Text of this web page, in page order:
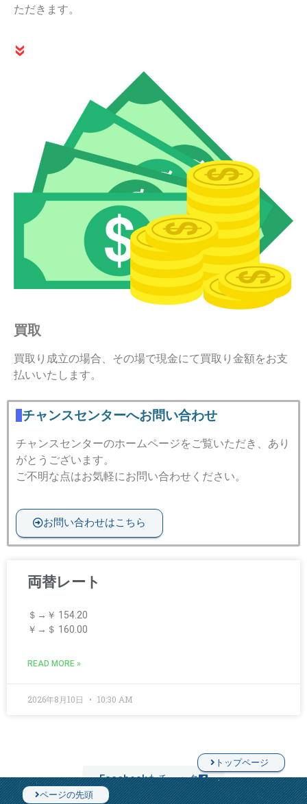
ただきます。
買取
買取り成立の場合、その場で現金にて買取り金額をお支
払いいたします。
チャンスセンターへお問い合わせ
チャンスセンターのホームページをご覧いただき、あり
がとうございます。
ご不明な点はお気軽にお問い合わせください。
お問い合わせはこちら
両替レート
＄→￥ 154.20
￥→＄ 160.00
READ MORE »
2026年8月10日 10:30 AM
Facebookもチェック
トップページ
ページの先頭